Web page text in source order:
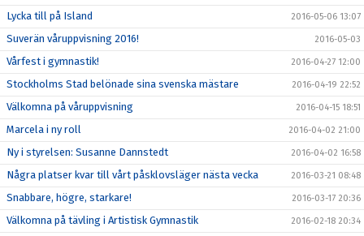
Lycka till på Island 2016-05-06 13:07
Suverän våruppvisning 2016! 2016-05-03
Vårfest i gymnastik! 2016-04-27 12:00
Stockholms Stad belönade sina svenska mästare 2016-04-19 22:52
Välkomna på våruppvisning 2016-04-15 18:51
Marcela i ny roll 2016-04-02 21:00
Ny i styrelsen: Susanne Dannstedt 2016-04-02 16:58
Några platser kvar till vårt påsklovsläger nästa vecka 2016-03-21 08:48
Snabbare, högre, starkare! 2016-03-17 20:36
Välkomna på tävling i Artistisk Gymnastik 2016-02-18 20:34